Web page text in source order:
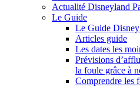
Actualité Disneyland
Le Guide
Le Guide
Articles guide
Les dates les
Prévisions
la foule grâce à
Comprendre les